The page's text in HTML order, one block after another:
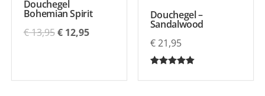
Douchegel
Bohemian Spirit
€13,95€12,95
Douchegel –
Sandalwood
€21,95
5.00